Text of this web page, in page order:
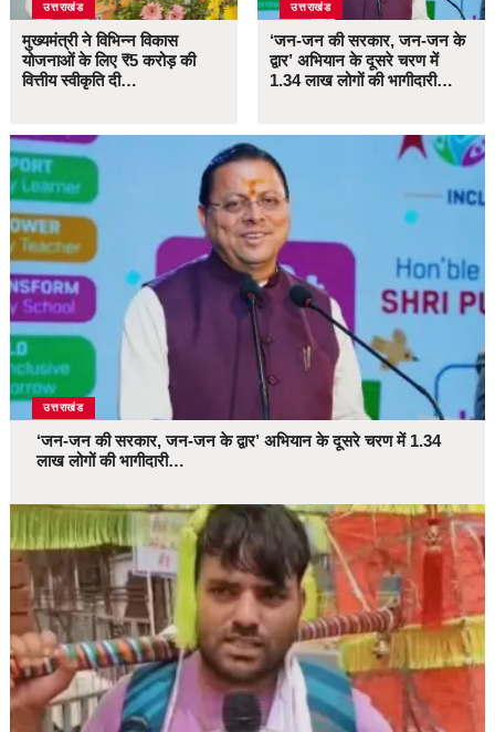
उत्तराखंड
मुख्यमंत्री ने विभिन्न विकास
योजनाओं के लिए ₹5 करोड़ की
वित्तीय स्वीकृति दी…
उत्तराखंड
‘जन-जन की सरकार, जन-जन के
द्वार’ अभियान के दूसरे चरण में
1.34 लाख लोगों की भागीदारी…
उत्तराखंड
‘जन-जन की सरकार, जन-जन के द्वार’ अभियान के दूसरे चरण में 1.34
लाख लोगों की भागीदारी…